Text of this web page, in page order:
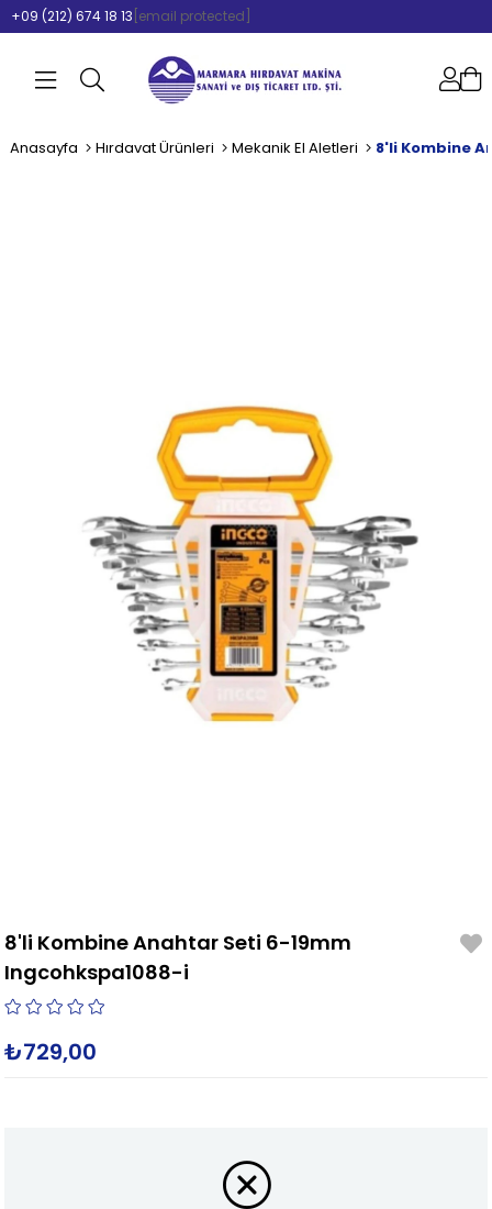
+09 (212) 674 18 13 [email protected]
Anasayfa Hırdavat Ürünleri Mekanik El Aletleri
8'li Kombine Anahtar Seti 6-19mm
Ingcohkspa1088-i
₺729,00